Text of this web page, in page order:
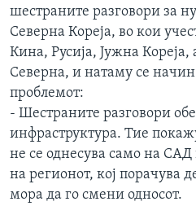
шестраните разговори за
Северна Кореја, во кои
Кина, Русија, Јужна
Северна, и натаму се
проблемот:
- Шестраните разговори
инфраструктура. Тие
не се однесува само на САД
на регионот, кој порачува
мора да го смени односот.